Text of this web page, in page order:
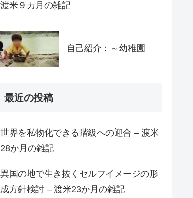
渡米９カ月の雑記
自己紹介：～幼稚園
最近の投稿
世界を私物化できる階級への迎合 – 渡米
28か月の雑記
異国の地で生き抜くセルフイメージの形
成方針検討 – 渡米23か月の雑記